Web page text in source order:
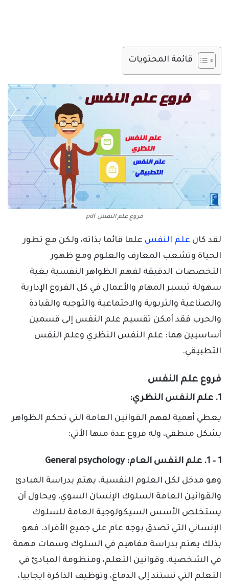
قائمة المحتويات
فروع علم النفس pdf
لقد كان علم النفس علما قائما بذاته، ولكن مع تطور
الحياة وتشعب المعارف والعلوم ومع ظهور
التخصصات الدقيقة لفهم الظواهر النفسية بغية
سهولة تيسير المهام والأعمال في كل الفروع الإدارية
والصناعية والتربوية والاجتماعية والتوجيه والقيادة
والحرب فقد أمكن تقسيم علم النفس إلى قسمين
أساسيين هما: علم النفس النظري وعلم النفس
التطبيقي.
فروع علم النفس
1. علم النفس النظري:
يعطي أهمية لفهم القوانين العامة التي تحكم الظواهر
بشكل منطقي، وله فروع عدة منها الأتي:
1 – 1. علم النفس العام: General psychology
وهو مدخل لكل العلوم النفسية، يهتم بدراسة المبادئ
والقوانين العامة السلوك الإنسان السوي، ويحاول أن
يستخلص الأسس السيكولوجية العامة للسلوك
الإنساني التي تصدق بوجه عام على جميع الأفراد. فهو
بذلك يهتم بدراسة مفاهيم في السلوك وسمات مهمة
في الشخصية، وقوانين التعلم، ومنظومة المبادئ في
التعلم التي تستند إلى الدماغ، وتوظيف الذاكرة ايجابيا،